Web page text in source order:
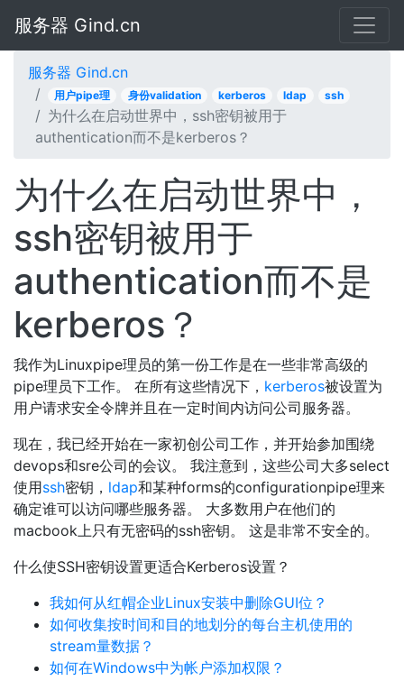
服务器 Gind.cn
服务器 Gind.cn
用户pipe理 身份validation kerberos ldap ssh
为什么在启动世界中，ssh密钥被用于
authentication而不是kerberos？
为什么在启动世界中，
ssh密钥被用于
authentication而不是
kerberos？
我作为Linuxpipe理员的第一份工作是在一些非常高级的
pipe理员下工作。 在所有这些情况下， kerberos被设置为
用户请求安全令牌并且在一定时间内访问公司服务器。
现在，我已经开始在一家初创公司工作，并开始参加围绕
devops和sre公司的会议。 我注意到，这些公司大多select
使用ssh密钥， ldap和某种forms的configurationpipe理来
确定谁可以访问哪些服务器。 大多数用户在他们的
macbook上只有无密码的ssh密钥。 这是非常不安全的。
什么使SSH密钥设置更适合Kerberos设置？
我如何从红帽企业Linux安装中删除GUI位？
如何收集按时间和目的地划分的每台主机使用的
stream量数据？
如何在Windows中为帐户添加权限？